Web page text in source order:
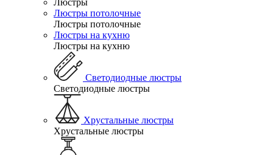
Люстры
Люстры потолочные
Люстры потолочные
Люстры на кухню
Люстры на кухню
Светодиодные люстры
Светодиодные люстры
Хрустальные люстры
Хрустальные люстры